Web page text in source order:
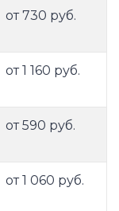
от 730 руб.
от 1 160 руб.
от 590 руб.
от 1 060 руб.